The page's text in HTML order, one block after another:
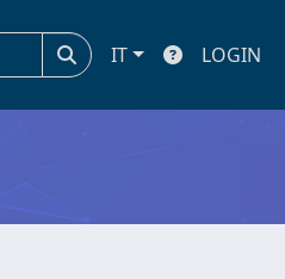
IT LOGIN